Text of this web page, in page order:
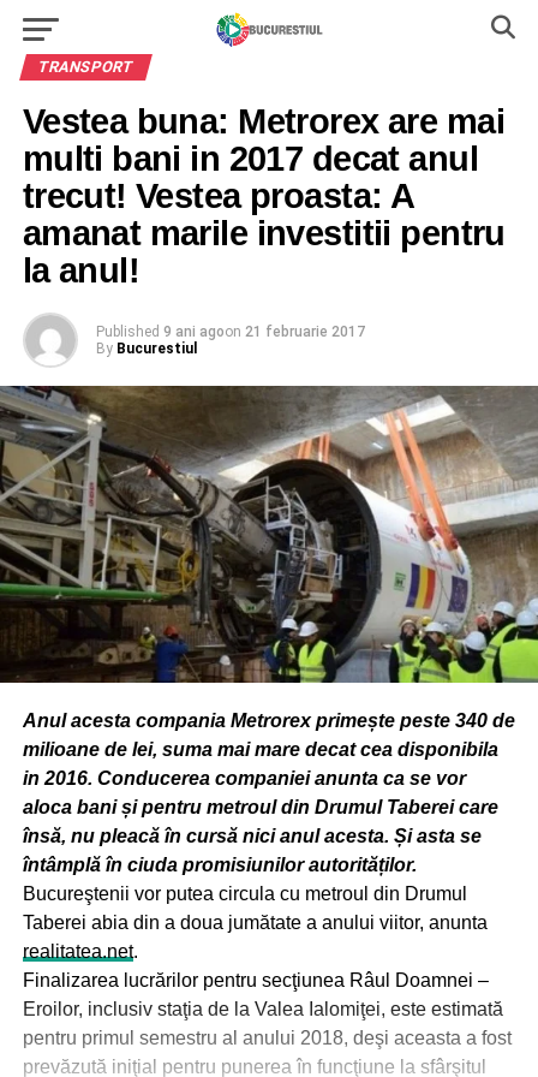
TRANSPORT
Vestea buna: Metrorex are mai
multi bani in 2017 decat anul
trecut! Vestea proasta: A
amanat marile investitii pentru
la anul!
Published 9 ani agoon 21 februarie 2017
By Bucurestiul
Anul acesta compania Metrorex primește peste 340 de
milioane de lei, suma mai mare decat cea disponibila
in 2016. Conducerea companiei anunta ca se vor
aloca bani și pentru metroul din Drumul Taberei care
însă, nu pleacă în cursă nici anul acesta. Și asta se
întâmplă în ciuda promisiunilor autorităților.
Bucureştenii vor putea circula cu metroul din Drumul
Taberei abia din a doua jumătate a anului viitor, anunta
realitatea.net.
Finalizarea lucrărilor pentru secţiunea Râul Doamnei –
Eroilor, inclusiv staţia de la Valea Ialomiţei, este estimată
pentru primul semestru al anului 2018, deşi aceasta a fost
prevăzută iniţial pentru punerea în funcţiune la sfârşitul